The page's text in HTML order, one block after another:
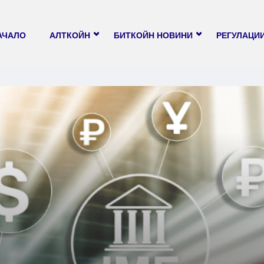
АЛТКОЙН БИТКОЙН НОВИНИ